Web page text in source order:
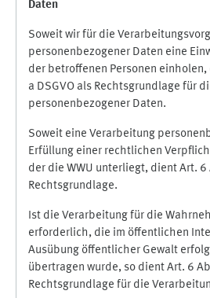
Daten
Soweit wir für die
personenbezogener Daten eine
der betroffenen Personen
a DSGVO als Rechtsgrundlage für
personenbezogener Daten.
Soweit eine Verarbeitung
Erfüllung einer rechtlichen
der die WWU unterliegt, dient Art. 6
Rechtsgrundlage.
Ist die Verarbeitung für die
erforderlich, die im öffentlichen
Ausübung öffentlicher Gewalt
übertragen wurde, so dient Art. 6
Rechtsgrundlage für die